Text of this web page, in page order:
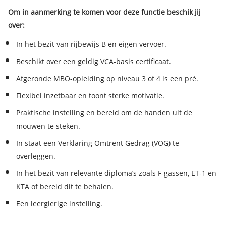
Om in aanmerking te komen voor deze functie beschik jij
over:
In het bezit van rijbewijs B en eigen vervoer.
Beschikt over een geldig VCA-basis certificaat.
Afgeronde MBO-opleiding op niveau 3 of 4 is een pré.
Flexibel inzetbaar en toont sterke motivatie.
Praktische instelling en bereid om de handen uit de
mouwen te steken.
In staat een Verklaring Omtrent Gedrag (VOG) te
overleggen.
In het bezit van relevante diploma’s zoals F-gassen, ET-1 en
KTA of bereid dit te behalen.
Een leergierige instelling.